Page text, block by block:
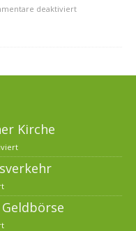
deaktiviert
Kirche